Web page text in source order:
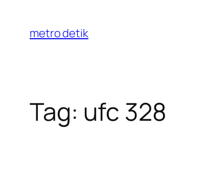
content
metro detik
Tag: ufc 328